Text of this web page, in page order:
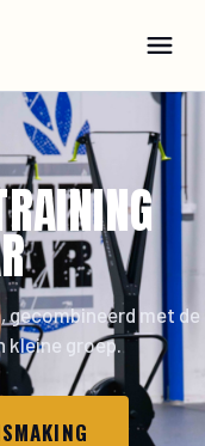
gecombineerd met de
kleine groep.